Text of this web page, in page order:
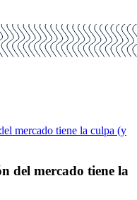
mercado tiene la culpa (y
del mercado tiene la